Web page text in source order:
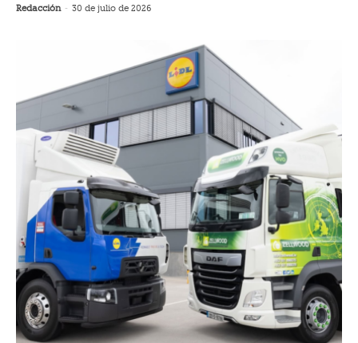
Redacción - 30 de julio de 2026